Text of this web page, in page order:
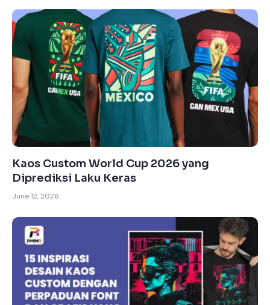
Kaos Custom World Cup 2026 yang
Diprediksi Laku Keras
June 12, 2026